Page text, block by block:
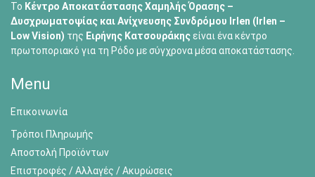
Το Κέντρο Αποκατάστασης Χαμηλής Όρασης –
Δυσχρωματοψίας και Ανίχνευσης Συνδρόμου Irlen (Irlen –
Low Vision) της Ειρήνης Κατσουράκηςείναι ένα κέντρο
πρωτοποριακό για τη Ρόδο με σύγχρονα μέσα αποκατάστασης.
Menu
Επικοινωνία
Τρόποι Πληρωμής
Αποστολή Προϊόντων
Επιστροφές / Αλλαγές / Ακυρώσεις